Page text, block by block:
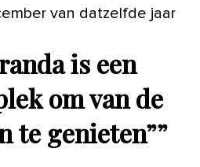
van datzelfde jaar
is een
om van de
te genieten””